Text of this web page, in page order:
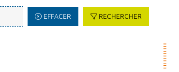
EFFACER RECHERCHER